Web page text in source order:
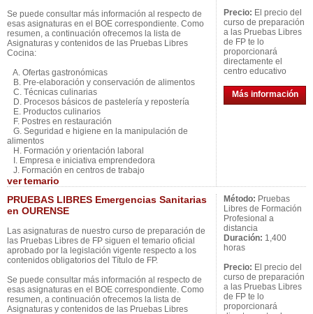
Se puede consultar más información al respecto de
esas asignaturas en el BOE correspondiente. Como
resumen, a continuación ofrecemos la lista de
Asignaturas y contenidos de las Pruebas Libres
Cocina:
A. Ofertas gastronómicas
B. Pre-elaboración y conservación de alimentos
C. Técnicas culinarias
D. Procesos básicos de pastelería y repostería
E. Productos culinarios
F. Postres en restauración
G. Seguridad e higiene en la manipulación de
alimentos
H. Formación y orientación laboral
I. Empresa e iniciativa emprendedora
J. Formación en centros de trabajo
vertemario
Precio: El precio del
curso de preparación
a las Pruebas Libres
de FP te lo
proporcionará
directamente el
centro educativo
Más información
PRUEBAS LIBRES Emergencias Sanitarias
en OURENSE
Las asignaturas de nuestro curso de preparación de
las Pruebas Libres de FP siguen el temario oficial
aprobado por la legislación vigente respecto a los
contenidos obligatorios del Título de FP.
Se puede consultar más información al respecto de
esas asignaturas en el BOE correspondiente. Como
resumen, a continuación ofrecemos la lista de
Asignaturas y contenidos de las Pruebas Libres
Método: Pruebas
Libres de Formación
Profesional a
distancia
Duración: 1,400
horas
Precio: El precio del
curso de preparación
a las Pruebas Libres
de FP te lo
proporcionará